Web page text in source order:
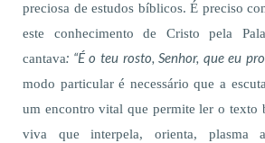
preciosa de estudos bíblicos. É preciso
este conhecimento de Cristo pela
cantava: “É o teu rosto, Senhor, que eu
modo particular é necessário que a
um encontro vital que permite ler o texto
viva que interpela, orienta, plasma